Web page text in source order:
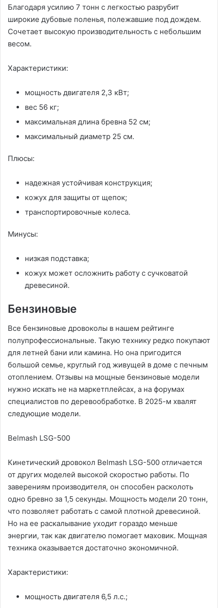
Благодаря усилию 7 тонн с легкостью разрубит
широкие дубовые поленья, полежавшие под дождем.
Сочетает высокую производительность с небольшим
весом.
Характеристики:
мощность двигателя 2,3 кВт;
вес 56 кг;
максимальная длина бревна 52 см;
максимальный диаметр 25 см.
Плюсы:
надежная устойчивая конструкция;
кожух для защиты от щепок;
транспортировочные колеса.
Минусы:
низкая подставка;
кожух может осложнить работу с сучковатой
древесиной.
Бензиновые
Все бензиновые дровоколы в нашем рейтинге
полупрофессиональные. Такую технику редко покупают
для летней бани или камина. Но она пригодится
большой семье, круглый год живущей в доме с печным
отоплением. Отзывы на мощные бензиновые модели
нужно искать не на маркетплейсах, а на форумах
специалистов по деревообработке. В 2025-м хвалят
следующие модели.
Belmash LSG-500
Кинетический дровокол Belmash LSG-500 отличается
от других моделей высокой скоростью работы. По
заверениям производителя, он способен расколоть
одно бревно за 1,5 секунды. Мощность модели 20 тонн,
что позволяет работать с самой плотной древесиной.
Но на ее раскалывание уходит гораздо меньше
энергии, так как двигателю помогает маховик. Мощная
техника оказывается достаточно экономичной.
Характеристики:
мощность двигателя 6,5 л.с.;